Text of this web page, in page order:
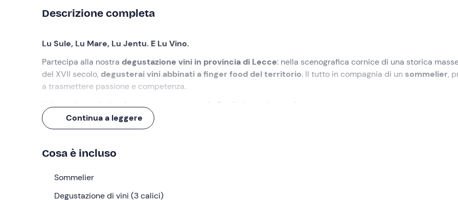
Descrizione completa
Lu Sule, Lu Mare, Lu Jentu. E Lu Vino.
Partecipa alla nostra degustazione vini in provincia di Lecce: nella scenografica cornice di una storica
del XVII secolo, degusterai vini abbinati a finger food del territorio. Il tutto in compagnia di un sommelier,
a trasmettere passione e competenza.
Un'esperienza di oltre 1 ora,per assaporare la Puglia in ogni sorso!
Cosa faremo
L'appuntamento è all'orario selezionato nel punto di ritrovo a
ci accompagnerà in questa avventura!
Al nostro arrivo ci accomoderemo nella
macchia mediterranea e a pochi passi dal Mar Ionio. In questa scenografica location si svolgerà la nostra
Continua a leggere
Cosa è incluso
Sommelier
Degustazione di vini (3 calici)